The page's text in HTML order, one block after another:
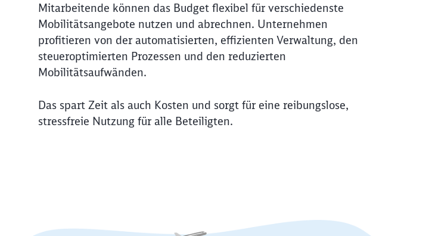
Mitarbeitende können das Budget flexibel für verschiedenste
Mobilitätsangebote nutzen und abrechnen. Unternehmen
profitieren von der automatisierten, effizienten Verwaltung, den
steueroptimierten Prozessen und den reduzierten
Mobilitätsaufwänden.
Das spart Zeit als auch Kosten und sorgt für eine reibungslose,
stressfreie Nutzung für alle Beteiligten.